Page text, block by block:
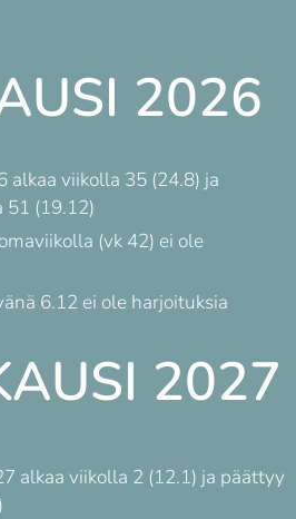
2026
alkaa viikolla 35 (24.8) ja
51 (19.12)
(vk 42) ei ole
6.12 ei ole harjoituksia
2027
alkaa viikolla 2 (12.1) ja päättyy